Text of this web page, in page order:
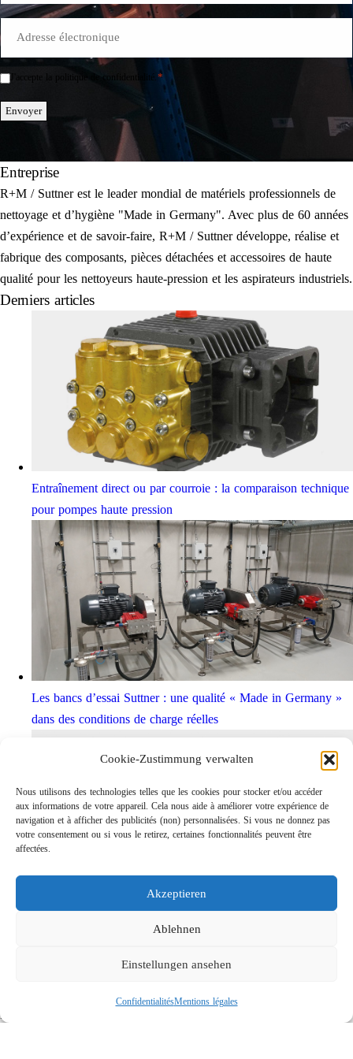
Cookie-Zustimmung verwalten
Nous utilisons des technologies telles que les cookies pour stocker et/ou accéder
aux informations de votre appareil. Cela nous aide à améliorer votre expérience de
navigation et à afficher des publicités (non) personnalisées. Si vous ne donnez pas
votre consentement ou si vous le retirez, certaines fonctionnalités peuvent être
affectées.
Akzeptieren
Ablehnen
Einstellungen ansehen
ConfidentialitésMentions légales
Mail
Einwilligung
J'accepte la politique de confidentialité.*
Envoyer
Entreprise
R+M / Suttner est le leader mondial de matériels professionnels de
nettoyage et d’hygiène "Made in Germany". Avec plus de 60 années
d’expérience et de savoir-faire, R+M / Suttner développe, réalise et
fabrique des composants, pièces détachées et accessoires de haute
qualité pour les nettoyeurs haute-pression et les aspirateurs industriels.
Derniers articles
Entraînement direct ou par courroie : la comparaison technique
pour pompes haute pression
Les bancs d’essai Suttner : une qualité « Made in Germany »
dans des conditions de charge réelles
Recherche